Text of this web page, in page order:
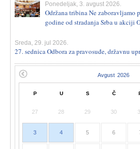
Ponedeljak, 3. avgust 2026.
Održana tribina Ne zaboravljamo
godine od stradanja Srba u akciji
Sreda, 29. jul 2026.
27. sednica Odbora za pravosuđe, državnu
P U S Č
27 28 29 30
3 4 5 6